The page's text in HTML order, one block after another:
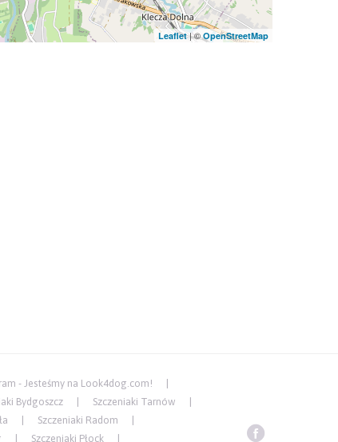
Leaflet| ©OpenStreetMap
- Jesteśmy na Look4dog.com!
Bydgoszcz
Szczeniaki Tarnów
Szczeniaki Radom
Szczeniaki Płock